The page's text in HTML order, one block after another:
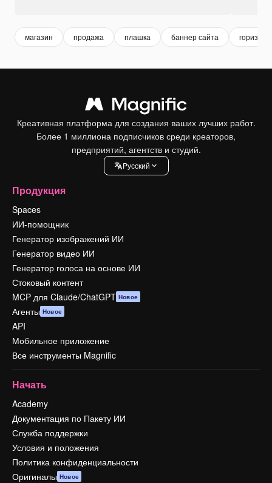
магазин продажа плашка баннер сайта
Креативная платформа для создания ваших лучших работ.
Более 1 миллиона подписчиков среди креаторов,
предприятий, агентств и студий.
Pусский
Продукция
Spaces
ИИ-помощник
Генератор изображений ИИ
Генератор видео ИИ
Генератор голоса на основе ИИ
Стоковый контент
MCP для Claude/ChatGPT Новое
Агенты Новое
API
Мобильное приложение
Все инструменты Magnific
Начать
Academy
Документация по Пакету ИИ
Служба поддержки
Условия и положения
Политика конфиденциальности
Оригиналы Новое